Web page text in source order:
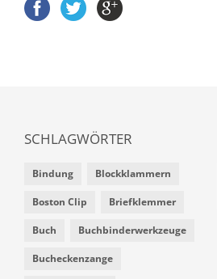
SCHLAGWÖRTER
Bindung Blockklammern
Boston Clip Briefklemmer
Buch Buchbinderwerkzeuge
Bucheckenzange